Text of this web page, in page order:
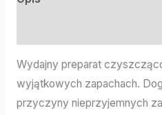
Wydajny preparat
wyjątkowych zapachach.
przyczyny nieprzyjemnych